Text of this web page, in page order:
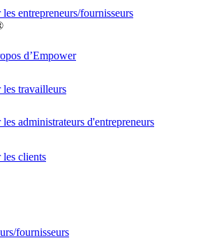
les entrepreneurs/fournisseurs
d’Empower
les travailleurs
les administrateurs d'entrepreneurs
les clients
fournisseurs